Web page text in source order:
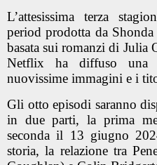
L’attesissima terza
period prodotta da
basata sui romanzi di Julia
Netflix ha diffuso una
nuovissime immagini e i
Gli otto episodi saranno
in due parti, la prima
seconda il 13 giugno
storia, la relazione tra